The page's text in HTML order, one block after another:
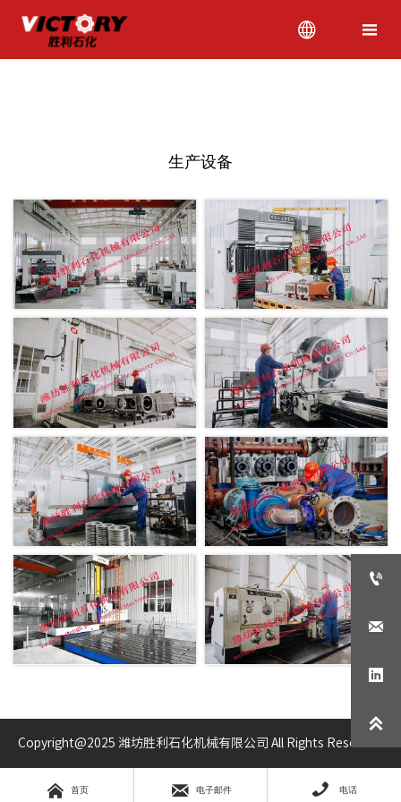
 
生产设备
Copyright@2025 潍坊胜利石化机械有限公司 All Rights Reserved.
 首页  电子邮件  电话



